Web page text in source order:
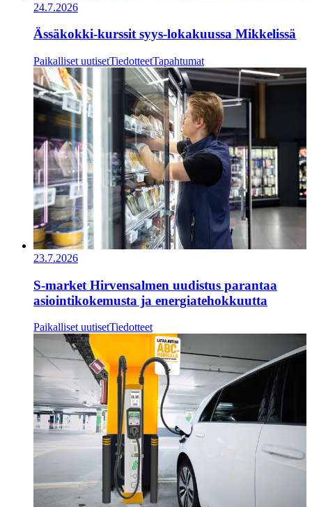
24.7.2026
Ässäkokki-kurssit syys-lokakuussa Mikkelissä
Paikalliset uutisetTiedotteetTapahtumat
23.7.2026
S-market Hirvensalmen uudistus parantaa
asiointikokemusta ja energiatehokkuutta
Paikalliset uutisetTiedotteet